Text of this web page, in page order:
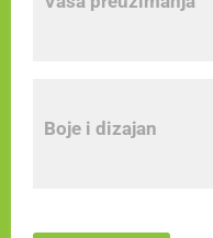
Boje i dizajan